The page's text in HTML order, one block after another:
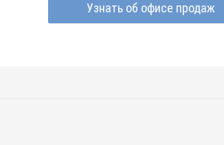
Узнать об офисе продаж